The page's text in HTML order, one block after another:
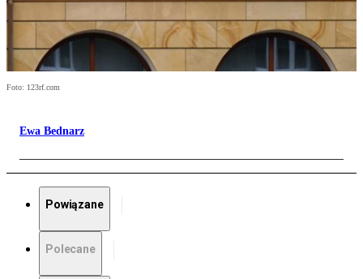
Foto: 123rf.com
Ewa Bednarz
Powiązane
Polecane